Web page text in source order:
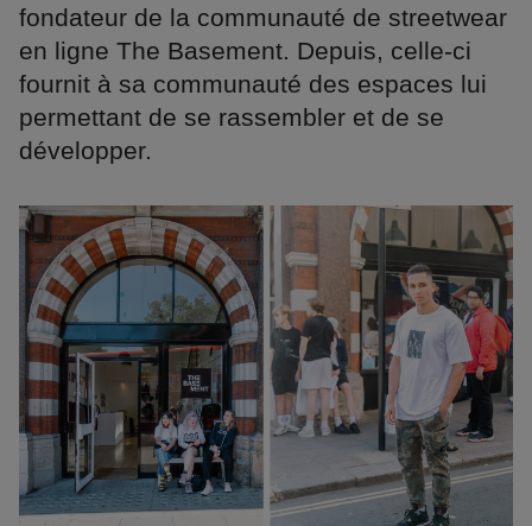
fondateur de la communauté de streetwear
en ligne The Basement. Depuis, celle-ci
fournit à sa communauté des espaces lui
permettant de se rassembler et de se
développer.